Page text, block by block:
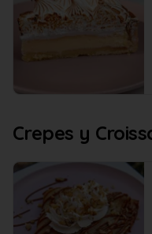
Crepes y